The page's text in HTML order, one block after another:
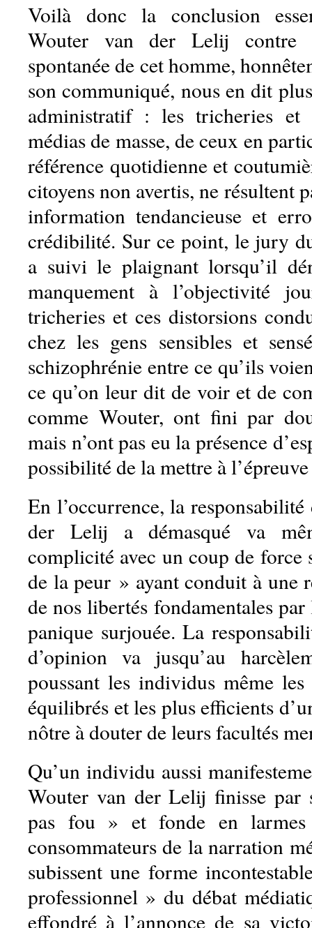
Voilà donc la conclusion
Wouter van der Lelij contre
spontanée de cet homme,
son communiqué, nous en dit
administratif : les tricheries et
médias de masse, de ceux en
référence quotidienne et
citoyens non avertis, ne résultent
information tendancieuse et
crédibilité. Sur ce point, le jury
a suivi le plaignant lorsqu’il
manquement à l’objectivité
tricheries et ces distorsions
chez les gens sensibles et
schizophrénie entre ce qu’ils
ce qu’on leur dit de voir et de
comme Wouter, ont fini par
mais n’ont pas eu la présence
possibilité de la mettre à
En l’occurrence, la
der Lelij a démasqué va
complicité avec un coup de
de la peur » ayant conduit à une
de nos libertés fondamentales
panique surjouée. La
d’opinion va jusqu’au
poussant les individus même
équilibrés et les plus efficients
nôtre à douter de leurs facultés
Qu’un individu aussi
Wouter van der Lelij finisse par
pas fou » et fonde en larmes
consommateurs de la narration
subissent une forme
professionnel » du débat
effondré à l’annonce de sa